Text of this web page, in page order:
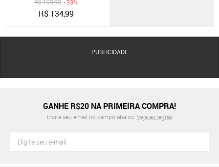
R$199,99 - 33%
R$ 134,99
PUBLICIDADE
GANHE R$20 NA PRIMEIRA COMPRA!
Insira seu email no campo abaixo. Veja as regras